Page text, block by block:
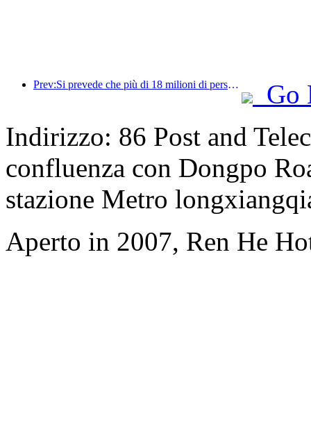
Prev:Si prevede che più di 18 milioni di persone entreranno e usciranno dal Paese durante i 9 giorni di festività della Festa di Primavera.
Go
Indirizzo: 86 Post and
confluenza con Dongpo
stazione Metro
Aperto in 2007, Ren He